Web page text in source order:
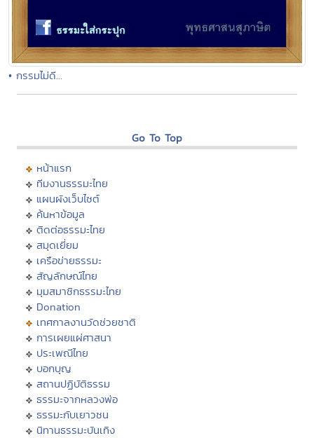
• กรรมไม่ดี...
Go To Top
หน้าแรก
ทีมงานธรรมะไทย
แผนผังเว็บไซต์
ค้นหาข้อมูล
ติดต่อธรรมะไทย
สมุดเยี่ยม
เครือข่ายธรรมะ
สัญลักษณ์ไทย
มุมสมาชิกธรรมะไทย
Donation
เทศกาลงานวัดช่วยชาติ
การเผยแผ่ศาสนา
ประเพณีไทย
บอกบุญ
สถานปฏิบัติธรรม
ธรรมะจากหลวงพ่อ
ธรรมะกับเยาวชน
นิทานธรรมะบันเทิง